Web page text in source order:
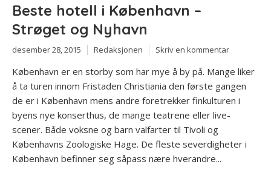
Beste hotell i København –
Strøget og Nyhavn
desember 28, 2015 Redaksjonen Skriv en kommentar
København er en storby som har mye å by på. Mange liker
å ta turen innom Fristaden Christiania den første gangen
de er i København mens andre foretrekker finkulturen i
byens nye konserthus, de mange teatrene eller live-
scener. Både voksne og barn valfarter til Tivoli og
Københavns Zoologiske Hage. De fleste severdigheter i
København befinner seg såpass nære hverandre...